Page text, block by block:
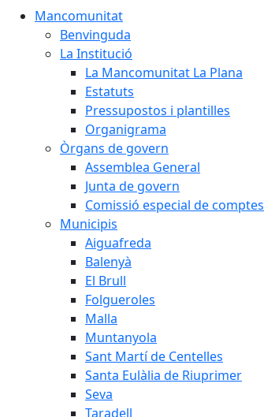
Mancomunitat
Benvinguda
La Institució
La Mancomunitat La Plana
Estatuts
Pressupostos i plantilles
Organigrama
Òrgans de govern
Assemblea General
Junta de govern
Comissió especial de comptes
Municipis
Aiguafreda
Balenyà
El Brull
Folgueroles
Malla
Muntanyola
Sant Martí de Centelles
Santa Eulàlia de Riuprimer
Seva
Taradell